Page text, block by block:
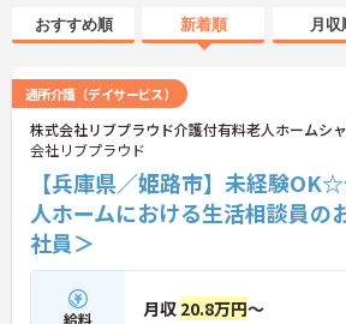
おすすめ順 新着順 月収
通所介護（デイサービス）
株式会社リブプラウド介護付有料老人ホームシ
会社リブプラウド
【兵庫県／姫路市】未経験
人ホームにおける生活相談員
社員＞
給料 月収 20.8万円～